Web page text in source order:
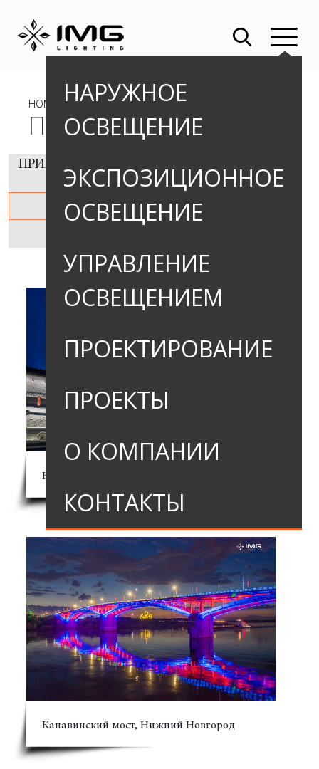
НАРУЖНОЕ
ОСВЕЩЕНИЕ
ЭКСПОЗИЦИОННОЕ
ОСВЕЩЕНИЕ
УПРАВЛЕНИЕ
ОСВЕЩЕНИЕМ
ПРОЕКТИРОВАНИЕ
ПРОЕКТЫ
О КОМПАНИИ
КОНТАКТЫ
HOME » ПРОЕКТЫ
ПРОЕКТЫ
ПРИМЕРЫ РЕАЛИЗОВАННЫХ ПРОЕКТОВ В
РОССИИ:
OUTDOOR
Кремль, г. Ростов Великий
Канавинский мост, Нижний Новгород